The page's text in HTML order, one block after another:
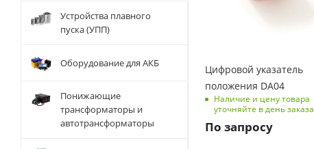
Цифровой указатель
положения DA04
Наличие и цену товара
уточняйте в день заказа
По запросу
Устройства плавного
пуска (УПП)
Оборудование для АКБ
Понижающие
трансформаторы и
автотрансформаторы